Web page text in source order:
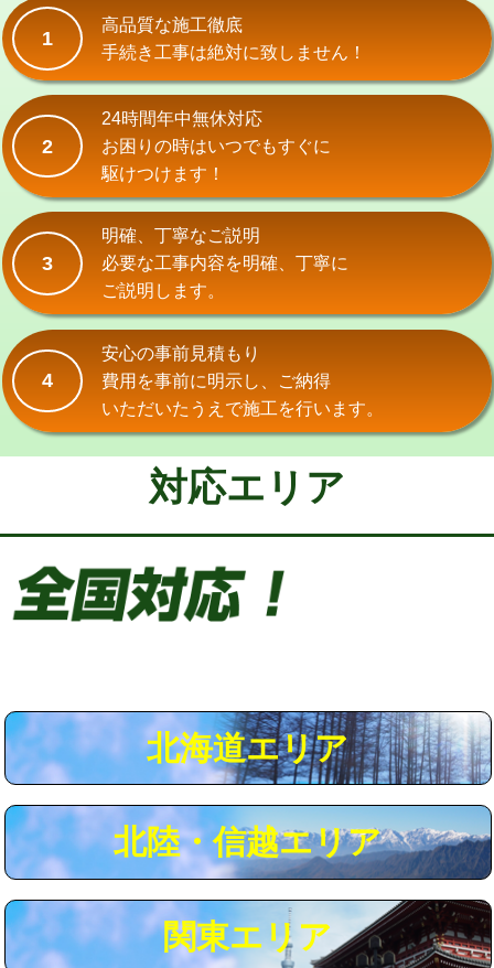
式・ワンホール）)
交換・取付(排水栓・排水トラップ
（P/S/ポップアップ））
22,000円+材料費
交換・取付（その他部品）
持込商品取付（単水栓）
持込商品取付（混合水栓） 16,500円
持込商品取付（浄水器・分岐水栓） 16,500円
給水管工事※（ホール加工)
給水管工事※（バンド止め)
給水管工事※（支持金具設置) 5,500円
給水管工事※（保温材使用（バンド止
め込み）)
5,500円
給水管工事※（土の掘削・埋め戻し作
11,000円
給水管工事※（塩ビ管（VP・HI）使
用/3ｍまで)
給水管工事※（ライニング鋼管・銅
管・ポリ管・HT管使用/3ｍまで)
44,000円
給水管工事※（ライニング鋼管・銅
+8,800円
マス交換（土の掘削・埋め戻し作業） 11,000円~
マス交換（深さ50㎝以上） 66,000円
1
高品質な施工徹底
手続き工事は絶対に致しません！
2
24時間年中無休対応
お困りの時はいつでもすぐに
駆けつけます！
3
明確、丁寧なご説明
必要な工事内容を明確、丁寧に
ご説明します。
4
安心の事前見積もり
費用を事前に明示し、ご納得
いただいたうえで施工を行います。
対応エリア
北海道エリア
北陸・信越エリア
関東エリア